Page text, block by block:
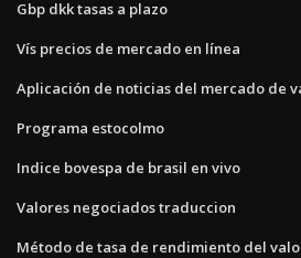
Gbp dkk tasas a plazo
Vís precios de mercado en línea
Aplicación de noticias del mercado de
Programa estocolmo
Indice bovespa de brasil en vivo
Valores negociados traduccion
Método de tasa de rendimiento del